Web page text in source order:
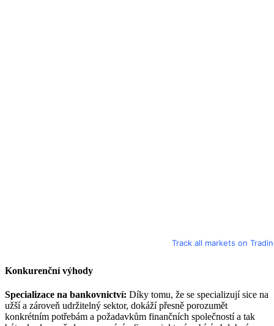
Track all markets on
Konkurenční výhody
Specializace na bankovnictví: Díky tomu, že se specializují sice na
užší a zároveň udržitelný sektor, dokáží přesně porozumět
konkrétním potřebám a požadavkům finančních společností a tak